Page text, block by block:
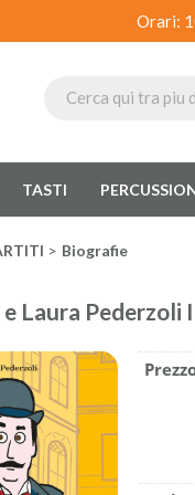
Orari:
TASTI
Biografie
Laura Pederzoli